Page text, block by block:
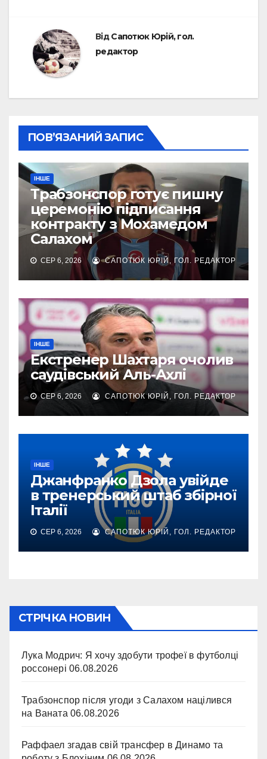
ВідСапотюк Юрій, гол.
редактор
ПОВ’ЯЗАНИЙ ЗАПИС
ІНШЕ
Трабзонспор готує пишну
церемонію підписання
контракту з Мохамедом
Салахом
СЕР 6, 2026 САПОТЮК ЮРІЙ, ГОЛ. РЕДАКТОР
ІНШЕ
Екстренер Шахтаря очолив
саудівський Аль-Ахлі
СЕР 6, 2026 САПОТЮК ЮРІЙ, ГОЛ. РЕДАКТОР
ІНШЕ
Джанфранко Дзола увійде
в тренерський штаб збірної
Італії
СЕР 6, 2026 САПОТЮК ЮРІЙ, ГОЛ. РЕДАКТОР
СТРІЧКА НОВИН
Лука Модрич: Я хочу здобути трофеї в футболці
россонері 06.08.2026
Трабзонспор після угоди з Салахом націлився
на Ваната 06.08.2026
Раффаел згадав свій трансфер в Динамо та